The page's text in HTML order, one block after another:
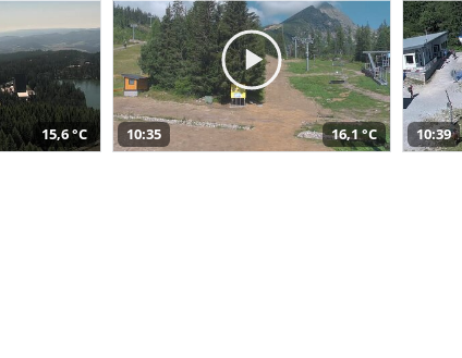
15,6 °C 10:35 16,1 °C 10:39